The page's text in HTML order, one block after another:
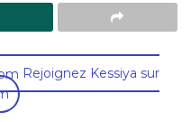
Rejoignez Kessiya sur